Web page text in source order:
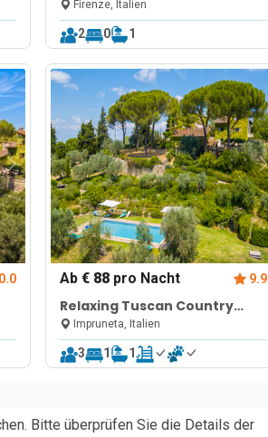
Firenze, Italien
2 0 1
Ab € 88pro Nacht 9.9
Relaxing Tuscan Country
near Florence
Impruneta, Italien
3 1 1
Bitte überprüfen Sie die Details der